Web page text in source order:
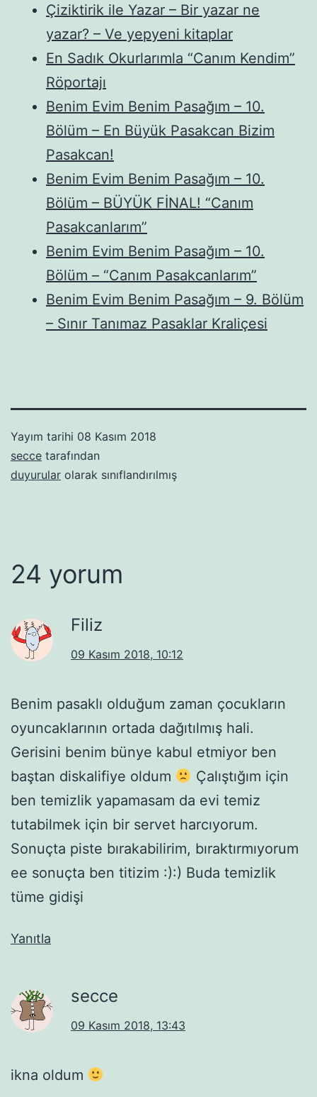
Çiziktirik ile Yazar – Bir yazar ne
yazar? – Ve yepyeni kitaplar
En Sadık Okurlarımla “Canım Kendim”
Röportajı
Benim Evim Benim Pasağım – 10.
Bölüm – En Büyük Pasakcan Bizim
Pasakcan!
Benim Evim Benim Pasağım – 10.
Bölüm – BÜYÜK FİNAL! “Canım
Pasakcanlarım”
Benim Evim Benim Pasağım – 10.
Bölüm – “Canım Pasakcanlarım”
Benim Evim Benim Pasağım – 9. Bölüm
– Sınır Tanımaz Pasaklar Kraliçesi
Yayım tarihi 08 Kasım 2018
secce tarafından
duyurular olarak sınıflandırılmış
24 yorum
Filiz
09 Kasım 2018, 10:12
Benim pasaklı olduğum zaman çocukların
oyuncaklarının ortada dağıtılmış hali.
Gerisini benim bünye kabul etmiyor ben
baştan diskalifiye oldum
Çalıştığım için
ben temizlik yapamasam da evi temiz
tutabilmek için bir servet harcıyorum.
Sonuçta piste bırakabilirim, bıraktırmıyorum
ee sonuçta ben titizim :):) Buda temizlik
tüme gidişi
Yanıtla
secce
09 Kasım 2018, 13:43
ikna oldum